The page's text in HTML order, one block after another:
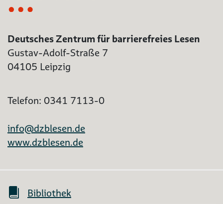
Deutsches Zentrum für barrierefreies Lesen
Gustav-Adolf-Straße 7
04105 Leipzig
Telefon: 0341 7113-0
info@dzblesen.de
www.dzblesen.de
Bibliothek